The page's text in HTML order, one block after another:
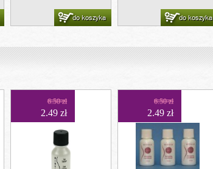
do koszyka do koszyka
6.50 zł
2.49 zł
6.50 zł
2.49 zł